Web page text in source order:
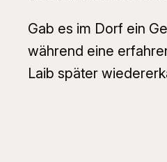
Gab es im Dorf ein
während eine
Laib später